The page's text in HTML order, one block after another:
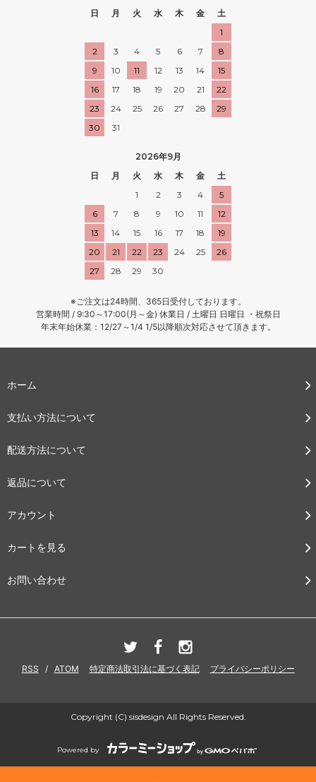
日
月 火 水 木 金
土
1
2
3 4 5 6 7
8
9
10 11 12 13 14
15
16
17 18 19 20 21
22
23
24 25 26 27 28
29
30
31
2026年9月
日
月 火 水 木 金
土
1
2 3 4
5
6
7 8 9 10 11
12
13
14 15 16 17 18
19
20
21 22 23 24 25
26
27
28 29 30
※ご注文は24時間、365日受付しております。
営業時間 / 9:30～17:00(月～金) 休業日 / 土曜日 日曜日 ・祝祭日
年末年始休業：12/27～1/4 1/5以降順次対応させて頂きます。
ホーム
支払い方法について
配送方法について
返品について
アカウント
カートを見る
お問い合わせ
RSS / ATOM 特定商法取引法に基づく表記 プライバシーポリシー
Copyright (C) sisdesign All Rights Reserved.
Powered by